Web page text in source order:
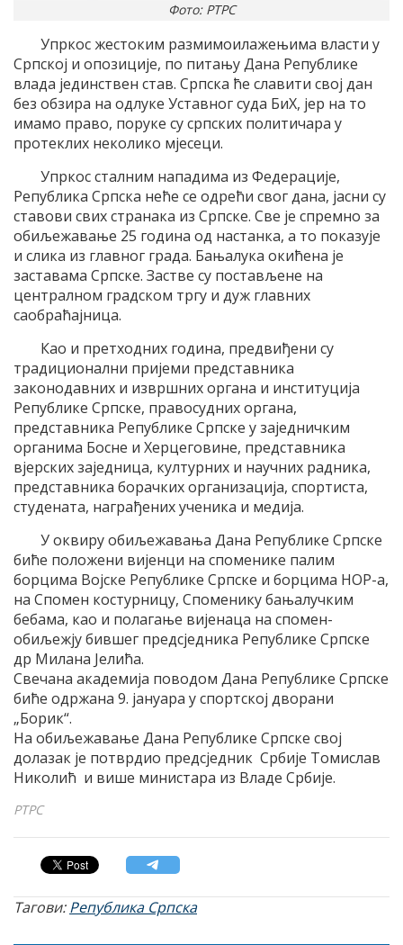
Фото: РТРС
Упркос жестоким размимоилажењима власти у
Српској и опозиције, по питању Дана Републике
влада јединствен став. Српска ће славити свој дан
без обзира на одлуке Уставног суда БиХ, јер на то
имамо право, поруке су српских политичара у
протеклих неколико мјесеци.
Упркос сталним нападима из Федерације,
Република Српска неће се одрећи свог дана, јасни су
ставови свих странака из Српске. Све је спремно за
обиљежавање 25 година од настанка, а то показује
и слика из главног града. Бањалука окићена је
заставама Српске. Застве су постављене на
централном градском тргу и дуж главних
саобраћајница.
Као и претходних година, предвиђени су
традиционални пријеми представника
законодавних и извршних органа и институција
Републике Српске, правосудних органа,
представника Републике Српске у заједничким
органима Босне и Херцеговине, представника
вјерских заједница, културних и научних радника,
представника борачких организација, спортиста,
студената, награђених ученика и медија.
У оквиру обиљежавања Дана Републике Српске
биће положени вијенци на споменике палим
борцима Војске Републике Српске и борцима НОР-а,
на Спомен костурницу, Споменику бањалучким
бебама, као и полагање вијенаца на спомен-
обиљежју бившег предсједника Републике Српске
др Милана Јелића.
Свечана академија поводом Дана Републике Српске
биће одржана 9. јануара у спортској дворани
„Борик“.
На обиљежавање Дана Републике Српске свој
долазак је потврдио предсједник Србије Томислав
Николић и више министара из Владе Србије.
РТРС
Тагови:Република Српска